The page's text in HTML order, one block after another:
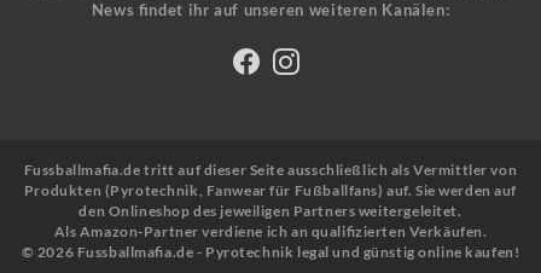
News findet ihr auf unseren weiteren Kanälen:
Fussballmafia.de tritt auf dieser Seite ausschließlich als Vermittler von
Produkten (Pyrotechnik, Fanwear für Fußballfans) auf. Sie werden auf
den Onlineshop des jeweiligen Partners weitergeleitet.
Als Amazon-Partner verdiene ich an qualifizierten Verkäufen.
© 2026 Fussballmafia.de - Pyrotechnik legal und günstig online kaufen!